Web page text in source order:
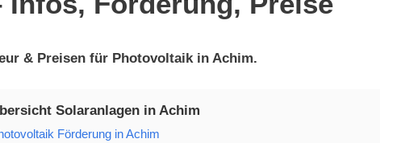
& Preisen für Photovoltaik in Achim.
Solaranlagen in Achim
Förderung in Achim